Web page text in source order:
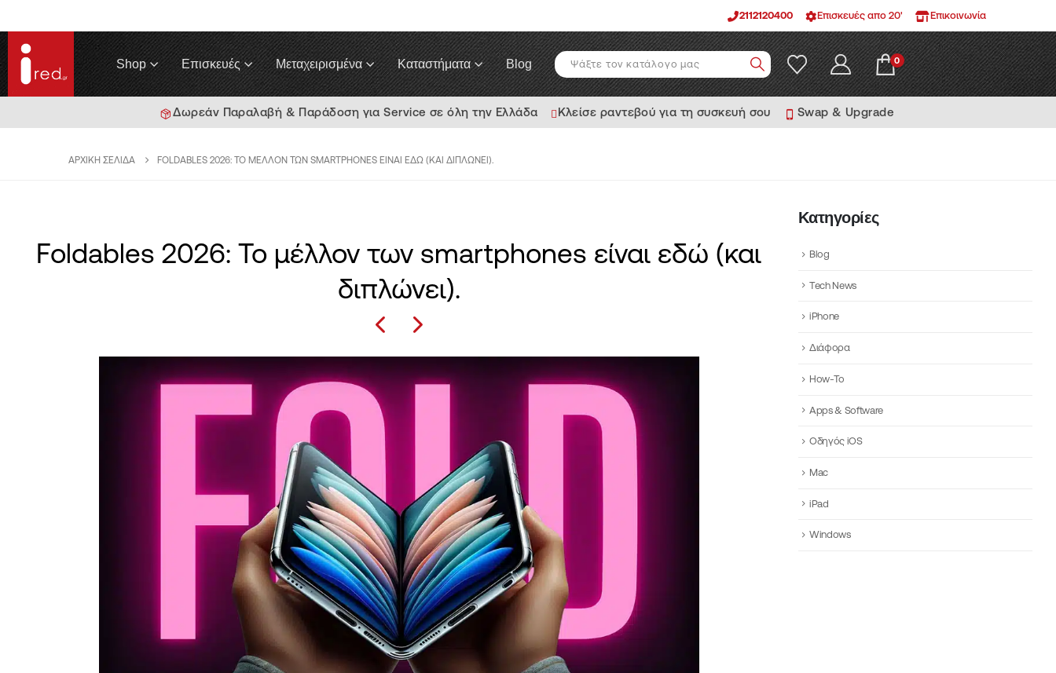
2112120400 Επισκευές απο 20' Επικοινωνία
Shop Επισκευές Μεταχειρισμένα Καταστήματα Blog 0
Δωρεάν Παραλαβή & Παράδοση για Service σε όλη την Ελλάδα Κλείσε ραντεβού για τη συσκευή σου Swap & Upgrade
ΑΡΧΙΚΉ ΣΕΛΊΔΑ FOLDABLES 2026: ΤΟ ΜΈΛΛΟΝ ΤΩΝ SMARTPHONES ΕΊΝΑΙ ΕΔΏ (ΚΑΙ ΔΙΠΛΏΝΕΙ).
Foldables 2026: Το μέλλον των smartphones είναι εδώ (και
διπλώνει).
Κατηγορίες
Blog
Tech News
iPhone
Διάφορα
How-To
Apps & Software
Οδηγός iOS
Mac
iPad
Windows